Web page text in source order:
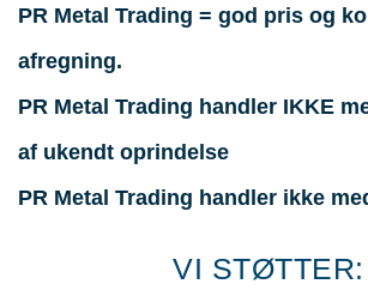
PR Metal Trading = god pris og
afregning.
PR Metal Trading handler IKKE
af ukendt oprindelse
PR Metal Trading handler ikke
VI STØTTER: